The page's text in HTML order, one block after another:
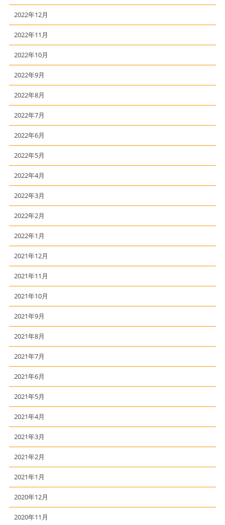
2022年12月
2022年11月
2022年10月
2022年9月
2022年8月
2022年7月
2022年6月
2022年5月
2022年4月
2022年3月
2022年2月
2022年1月
2021年12月
2021年11月
2021年10月
2021年9月
2021年8月
2021年7月
2021年6月
2021年5月
2021年4月
2021年3月
2021年2月
2021年1月
2020年12月
2020年11月